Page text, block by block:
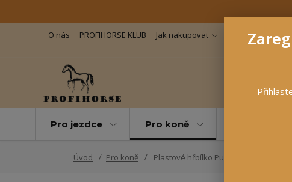
O nás PROFIHORSE KLUB Jak nakupovat Důležité
Pro jezdce Pro koně
Úvod Pro koně Plastové hřbílko Pummel